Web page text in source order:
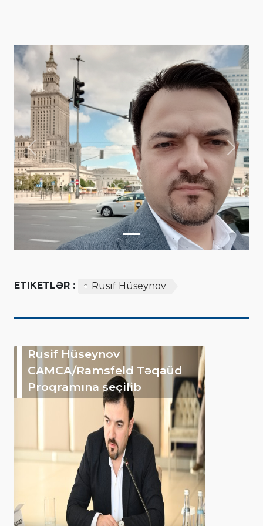
Previous Next
ETIKETLƏR : Rusif Hüseynov
Rusif Hüseynov
CAMCA/Ramsfeld Təqaüd
Proqramına seçilib